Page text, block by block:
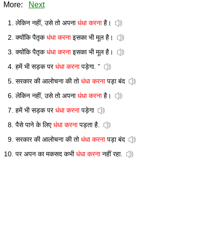
More: Next
लेकिन नहीं, उसे तो अपनाधंधा करनाहै।
क्योंकि पैतृकधंधा करनाइसका भी मूल है।
क्योंकि पैतृकधंधा करनाइसका भी मूल है।
हमें भी सड़क परधंधा करनापड़ेगा. ”
सरकार की आलोचना की तोधंधा करनापड़ा बंद
लेकिन नहीं, उसे तो अपनाधंधा करनाहै।
हमें भी सड़क परधंधा करनापड़ेगा
पैसे पाने के लिएधंधा करनापड़ता है.
सरकार की आलोचना की तोधंधा करनापड़ा बंद
पर अपन का मकसद कभीधंधा करनानहीं रहा.